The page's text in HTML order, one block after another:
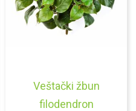
Veštački žbun
filodendron